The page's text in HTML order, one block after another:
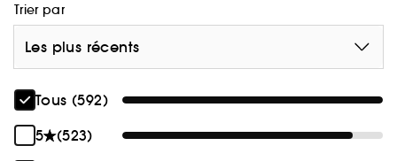
Trier par
Les plus récents
Tous (592)
5
(523)